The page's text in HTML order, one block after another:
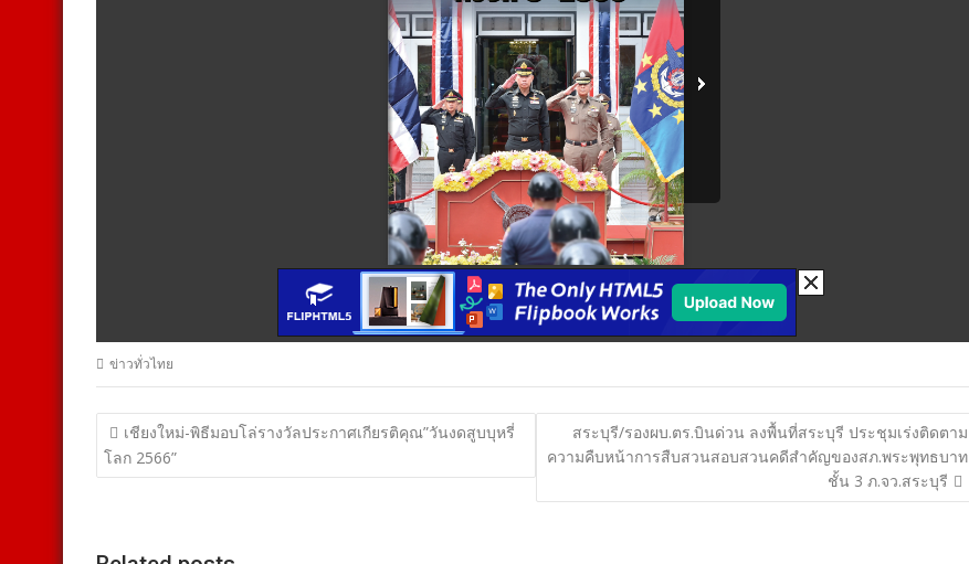
ข่าวทั่วไทย
แนะแนว
เรื่อง
เชียงใหม่-พิธีมอบโล่รางวัลประกาศเกียรติคุณ”วันงดสูบบุหรี่
โลก 2566”
สระบุรี/รองผบ.ตร.บินด่วน ลงพื้นที่สระบุรี ประชุมเร่งติดตาม
ความคืบหน้าการสืบสวนสอบสวนคดีสำคัญของสภ.พระพุทธบาท
ชั้น 3 ภ.จว.สระบุรี